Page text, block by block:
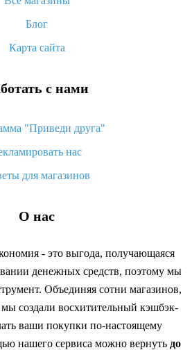
возврата денег
Блог
Карта сайта
с нами
"Приведи друга"
нас
для магазинов
О нас
- это выгода, получающаяся
денежных средств, поэтому мы
Объединяя сотни магазинов,
создали восхитительный кэшбэк-
ваши покупки по-настоящему
нашего сервиса можно вернуть до